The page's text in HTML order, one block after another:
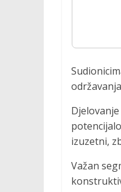
izuzetni,
Važan